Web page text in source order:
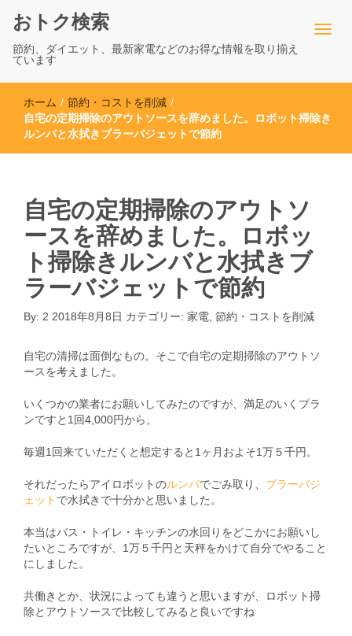
おトク検索
節約、ダイエット、最新家電などのお得な情報を取り揃え
ています
ホーム / 節約・コストを削減 /
自宅の定期掃除のアウトソースを辞めました。ロボット掃除き
ルンバと水拭きブラーバジェットで節約
自宅の定期掃除のアウトソ
ースを辞めました。ロボッ
ト掃除きルンバと水拭きブ
ラーバジェットで節約
By: 2 2018年8月8日 カテゴリー: 家電 節約・コストを削減
自宅の清掃は面倒なもの。そこで自宅の定期掃除のアウトソ
ースを考えました。
いくつかの業者にお願いしてみたのですが、満足のいくプラ
ンですと1回4,000円から。
毎週1回来ていただくと想定すると1ヶ月およそ1万５千円。
それだったらアイロボットのルンバでごみ取り、 ブラーバジ
ェット で水拭きで十分かと思いました。
本当はバス・トイレ・キッチンの水回りをどこかにお願いし
たいところですが、1万５千円と天秤をかけて自分でやること
にしました。
共働きとか、状況によっても違うと思いますが、ロボット掃
除とアウトソースで比較してみると良いですね